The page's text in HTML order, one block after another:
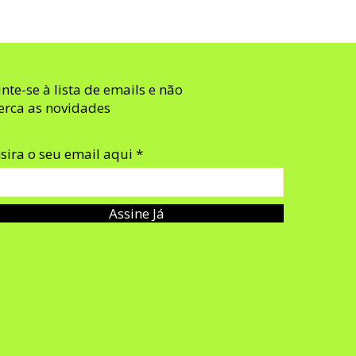
se à lista de emails e não
as novidades
o seu email aqui
Assine Já